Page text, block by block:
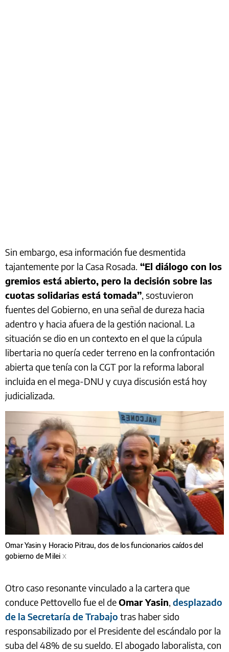
Sin embargo, esa información fue desmentida
tajantemente por la Casa Rosada. “El diálogo con los
gremios está abierto, pero la decisión sobre las
cuotas solidarias está tomada”, sostuvieron
fuentes del Gobierno, en una señal de dureza hacia
adentro y hacia afuera de la gestión nacional. La
situación se dio en un contexto en el que la cúpula
libertaria no quería ceder terreno en la confrontación
abierta que tenía con la CGT por la reforma laboral
incluida en el mega-DNU y cuya discusión está hoy
judicializada.
Omar Yasin y Horacio Pitrau, dos de los funcionarios caídos del
gobierno de Milei X
Otro caso resonante vinculado a la cartera que
conduce Pettovello fue el deOmar Yasin, desplazado
de la Secretaría de Trabajo tras haber sido
responsabilizado por el Presidente del escándalo por la
suba del 48% de su sueldo. El abogado laboralista, con